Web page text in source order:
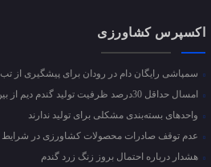
اکسپرس کشاورزی
سمپاشی رایگان دام در رودان برای پیشگیری از
امسال حداقل 30درصد ظرفیت تولید گندم دیم از بین رفت
واحد‌های بسته‌بندی مشکلی برای تولید ندارند
عدم توقف صادرات محصولات کشاورزی در
هشدار درباره احتمال بروز زنگ زرد گندم